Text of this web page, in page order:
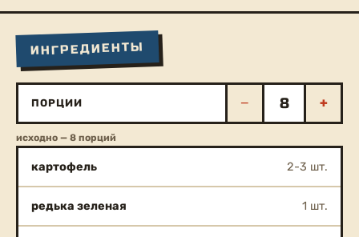
ИНГРЕДИЕНТЫ
ПОРЦИИ − +
исходно — 8 порций
картофель 2-3 шт.
редька зеленая 1 шт.